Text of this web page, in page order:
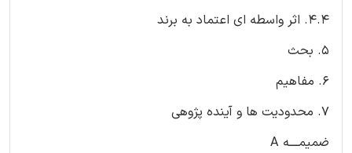
4.4. اثر واسطه ای اعتماد به برند
5. بحث
6. مفاهیم
7. محدودیت ها و آینده پژوهی
ضمیمــــه A